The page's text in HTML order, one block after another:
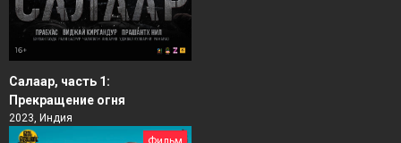
Салаар, часть 1:
Прекращение огня
2023, Индия